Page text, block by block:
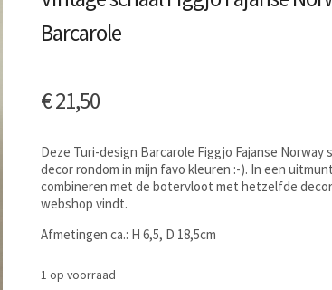
Barcarole
€21,50
Deze Turi-design Barcarole Figgjo Fajanse Norway
decor rondom in mijn favo kleuren :-). In een
combineren met de botervloot met hetzelfde
webshop vindt.
Afmetingen ca.: H 6,5, D 18,5cm
1 op voorraad